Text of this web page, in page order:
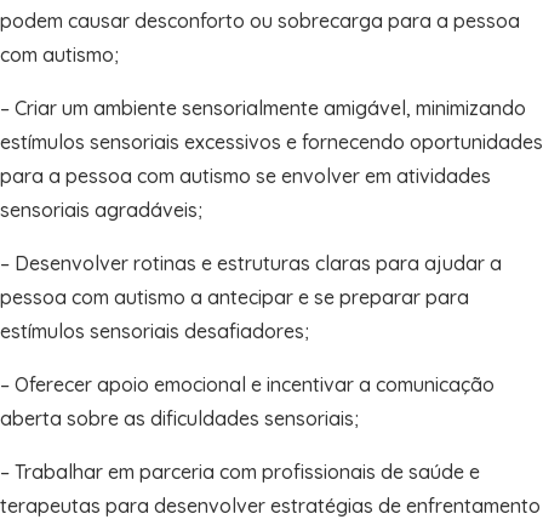
podem causar desconforto ou sobrecarga para a pessoa
com autismo;
– Criar um ambiente sensorialmente amigável, minimizando
estímulos sensoriais excessivos e fornecendo oportunidades
para a pessoa com autismo se envolver em atividades
sensoriais agradáveis;
– Desenvolver rotinas e estruturas claras para ajudar a
pessoa com autismo a antecipar e se preparar para
estímulos sensoriais desafiadores;
– Oferecer apoio emocional e incentivar a comunicação
aberta sobre as dificuldades sensoriais;
– Trabalhar em parceria com profissionais de saúde e
terapeutas para desenvolver estratégias de enfrentamento